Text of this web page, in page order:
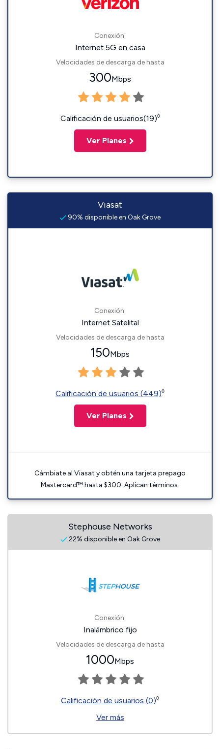
Conexión:
Internet 5G en casa
Velocidades de descarga de hasta
300Mbps
Calificación de usuarios(19)◊
Ver Planes
Viasat
90% disponible en Oak Grove
Conexión:
Internet Satelital
Velocidades de descarga de hasta
150Mbps
Calificación de usuarios (449)◊
Ver Planes
Cámbiate al Viasat y obtén una tarjeta prepago
Mastercard™ hasta $300. Aplican términos.
Stephouse Networks
22% disponible en Oak Grove
Conexión:
Inalámbrico fijo
Velocidades de descarga de hasta
1000Mbps
Calificación de usuarios (0)◊
Ver más